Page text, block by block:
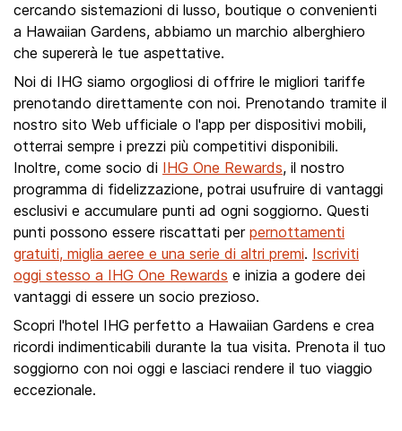
cercando sistemazioni di lusso, boutique o convenienti
a Hawaiian Gardens, abbiamo un marchio alberghiero
che supererà le tue aspettative.
Noi di IHG siamo orgogliosi di offrire le migliori tariffe
prenotando direttamente con noi. Prenotando tramite il
nostro sito Web ufficiale o l'app per dispositivi mobili,
otterrai sempre i prezzi più competitivi disponibili.
Inoltre, come socio di IHG One Rewards, il nostro
programma di fidelizzazione, potrai usufruire di vantaggi
esclusivi e accumulare punti ad ogni soggiorno. Questi
punti possono essere riscattati per pernottamenti
gratuiti, miglia aeree e una serie di altri premi. Iscriviti
oggi stesso a IHG One Rewards e inizia a godere dei
vantaggi di essere un socio prezioso.
Scopri l'hotel IHG perfetto a Hawaiian Gardens e crea
ricordi indimenticabili durante la tua visita. Prenota il tuo
soggiorno con noi oggi e lasciaci rendere il tuo viaggio
eccezionale.